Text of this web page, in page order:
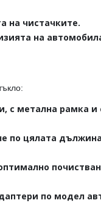
на чистачките.
на
с метална рамка
по цялата
по модел